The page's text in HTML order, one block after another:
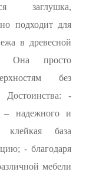
заглушка,
подходит для
в древесной
Она просто
без
Достоинства: -
– надежного и
база
- благодаря
мебели